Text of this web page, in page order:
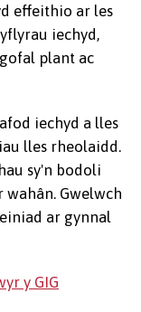
effeithio ar les
iechyd,
plant ac
iechyd a lles
lles rheolaidd.
sy'n bodoli
wahân. Gwelwch
ar gynnal
y GIG